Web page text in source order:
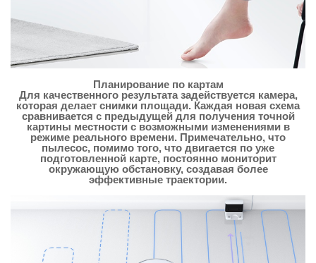
Планирование по картам
Для качественного результата задействуется камера,
которая делает снимки площади. Каждая новая схема
сравнивается с предыдущей для получения точной
картины местности с возможными изменениями в
режиме реального времени. Примечательно, что
пылесос, помимо того, что двигается по уже
подготовленной карте, постоянно мониторит
окружающую обстановку, создавая более
эффективные траектории.